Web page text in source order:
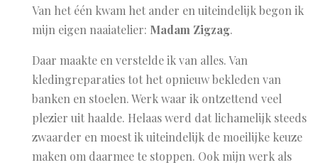
Van het één kwam het ander en uiteindelijk begon ik
mijn eigen naaiatelier: Madam Zigzag.
Daar maakte en verstelde ik van alles. Van
kledingreparaties tot het opnieuw bekleden van
banken en stoelen. Werk waar ik ontzettend veel
plezier uit haalde. Helaas werd dat lichamelijk steeds
zwaarder en moest ik uiteindelijk de moeilijke keuze
maken om daarmee te stoppen. Ook mijn werk als